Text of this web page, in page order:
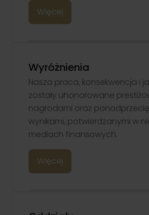
doradztwo, jak i rozwiązania techniczne.
Przejdź
Więcej
Wyróżnienia
Nasza praca, konsekwencja i
zostały uhonorowane
nagrodami oraz
wynikami, potwierdzanymi w
mediach finansowych.
Więcej